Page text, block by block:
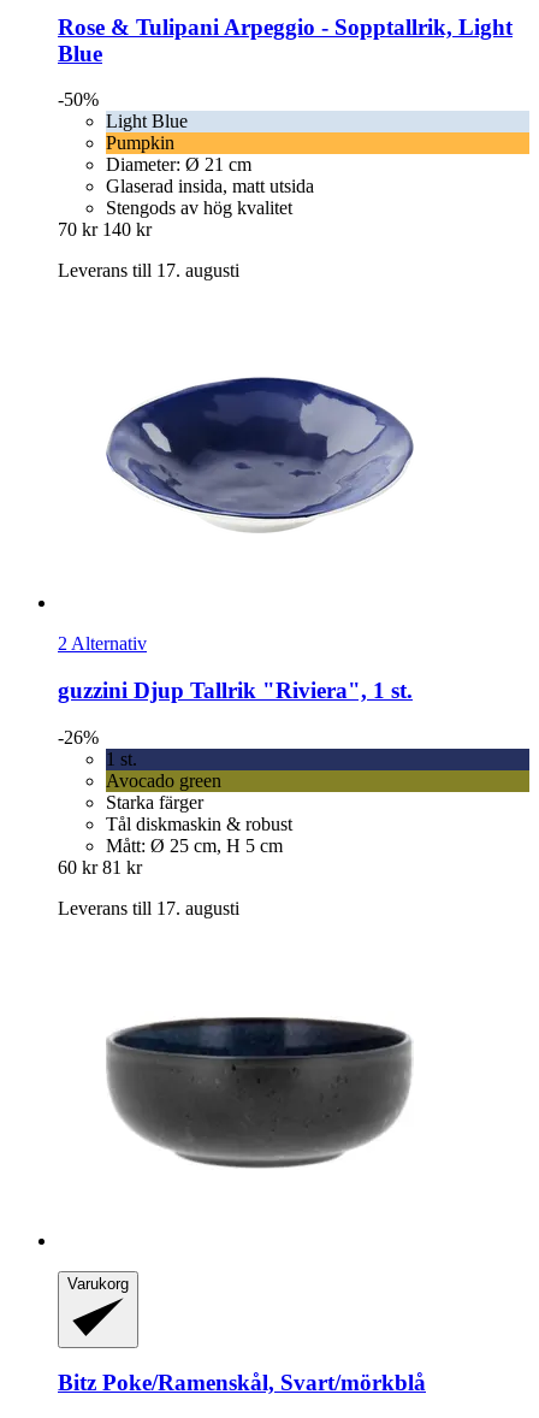
Rose & Tulipani Arpeggio -​ Sopptallrik, Light
Blue
-50%
Light Blue
Pumpkin
Diameter: Ø 21 cm
Glaserad insida, matt utsida
Stengods av hög kvalitet
70 kr 140 kr
Leverans till 17. augusti
2 Alternativ
guzzini Djup Tallrik "Riviera", 1 st.
-26%
1 st.
Avocado green
Starka färger
Tål diskmaskin & robust
Mått: Ø 25 cm, H 5 cm
60 kr 81 kr
Leverans till 17. augusti
Varukorg
Bitz Poke/Ramenskål, Svart/mörkblå